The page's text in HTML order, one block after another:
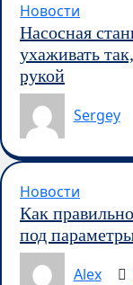
Новости
Насосная
ухаживать
рукой
Sergey
Новости
Как
под
Alex